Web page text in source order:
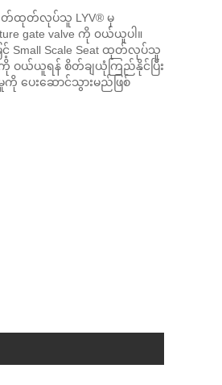
ရုတ်ထုတ်လုပ်သူ LYV® မှ
gate valve ကို ၀ယ်ယူပါ။
Small Scale Seat ထုတ်လုပ်သူ
ကို ဝယ်ယူရန် စိတ်ချယုံကြည်နိုင်ပြီး
ကို ပေးဆောင်သွားမည်ဖြစ်